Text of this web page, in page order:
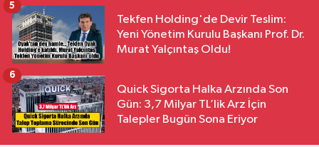
Tekfen Holding'de Devir Teslim:
Yeni Yönetim Kurulu Başkanı Prof. Dr.
Murat Yalçıntaş Oldu!
5
Quick Sigorta Halka Arzında Son
Gün: 3,7 Milyar TL’lik Arz İçin
Talepler Bugün Sona Eriyor
6